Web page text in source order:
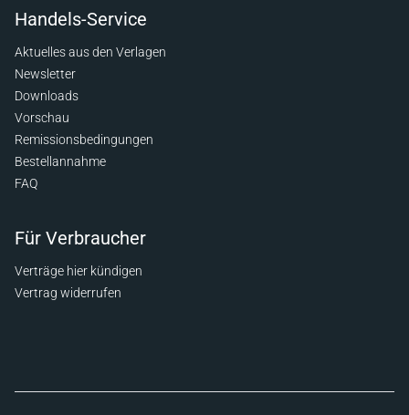
Handels-Service
Aktuelles aus den Verlagen
Newsletter
Downloads
Vorschau
Remissionsbedingungen
Bestellannahme
FAQ
Für Verbraucher
Verträge hier kündigen
Vertrag widerrufen